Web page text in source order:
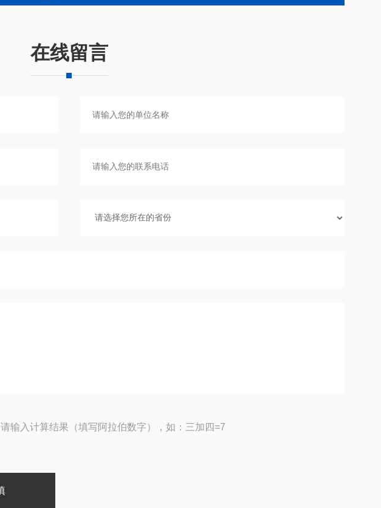
在线留言
请输入计算结果（填写阿拉伯数字），如：三加四=7